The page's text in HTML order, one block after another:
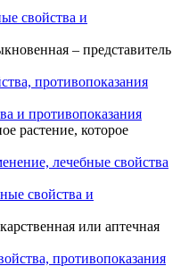
свойства и
– представитель
и противопоказания
растение, которое
свойства и
или аптечная